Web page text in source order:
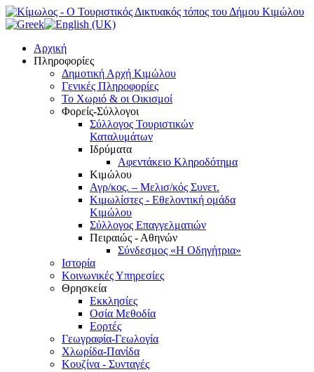
Αρχική
Πληροφορίες
Δημοτική Αρχή Κιμώλου
Γενικές Πληροφορίες
Το Xωριό & οι Οικισμοί
Φορείς-Σύλλογοι
Σύλλογος Τουριστικών
Καταλυμάτων
Ιδρύματα
Αφεντάκειο Κληροδότημα
Κιμώλου
Αγρ/κος. – Μελισ/κός Συνετ.
Κιμωλίστες - Εθελοντική ομάδα
Κιμώλου
Σύλλογος Επαγγελματιών
Πειραιώς - Αθηνών
Σύνδεσμος «Η Οδηγήτρια»
Ιστορία
Κοινωνικές Υπηρεσίες
Θρησκεία
Εκκλησίες
Οσία Μεθοδία
Εορτές
Γεωγραφία-Γεωλογία
Χλωρίδα-Πανίδα
Κουζίνα - Συνταγές